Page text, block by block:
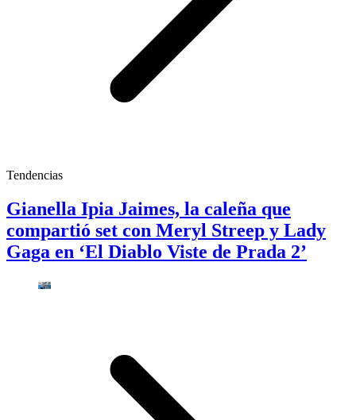
Tendencias
Gianella Ipia Jaimes, la caleña que
compartió set con Meryl Streep y Lady
Gaga en ‘El Diablo Viste de Prada 2’